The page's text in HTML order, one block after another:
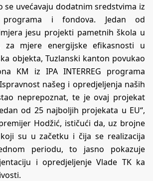
se uvećavaju dodatnim sredstvima iz
programa i fondova. Jedan od
jesu projekti pametnih škola u
mjere energijske efikasnosti u
objekta, Tuzlanski kanton povukao
KM iz IPA INTERREG programa
našeg i opredjeljenja naših
neprepoznat, te je ovaj projekat
od 25 najboljih projekata u EU“,
Hodžić, ističući da, uz brojne
su u začetku i čija se realizacija
periodu, to jasno pokazuje
i opredjeljenje Vlade TK ka